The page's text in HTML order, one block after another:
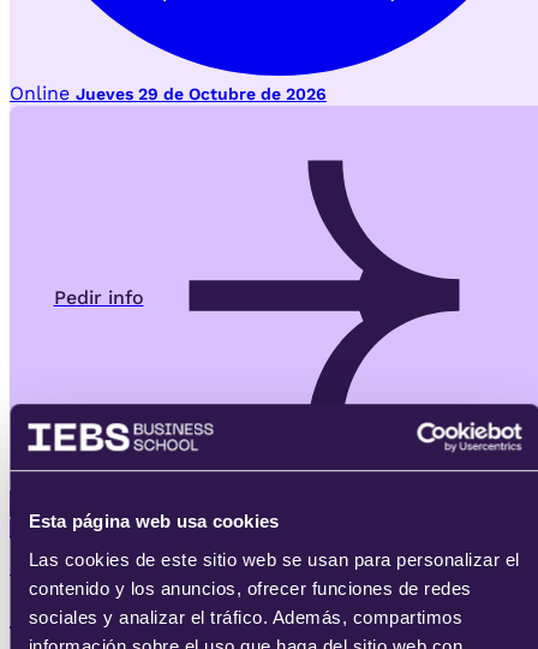
Esta página web usa cookies
Las cookies de este sitio web se usan para personalizar el
contenido y los anuncios, ofrecer funciones de redes
sociales y analizar el tráfico. Además, compartimos
Online Jueves 29 de Octubre de 2026
Pedir info
Postgrado
IEBS AI-Learning
Postgrado en Comunicación para Social